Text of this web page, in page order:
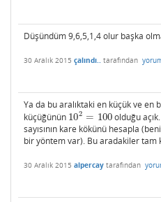
Düşündüm 9,6,5,1,4 olur başka
30 Aralık 2015 çalındı.. tarafından
Ya da bu aralıktaki en küçük ve en
küçüğünün 102 = 100
102 =100
olduğu
sayısının kare kökünü hesapla
bir yöntem var). Bu aradakiler tam
30 Aralık 2015 alpercay tarafından